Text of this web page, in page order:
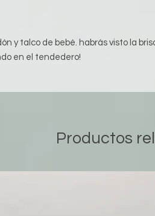
y talco de bebé. habrás visto la
en el tendedero!
Productos